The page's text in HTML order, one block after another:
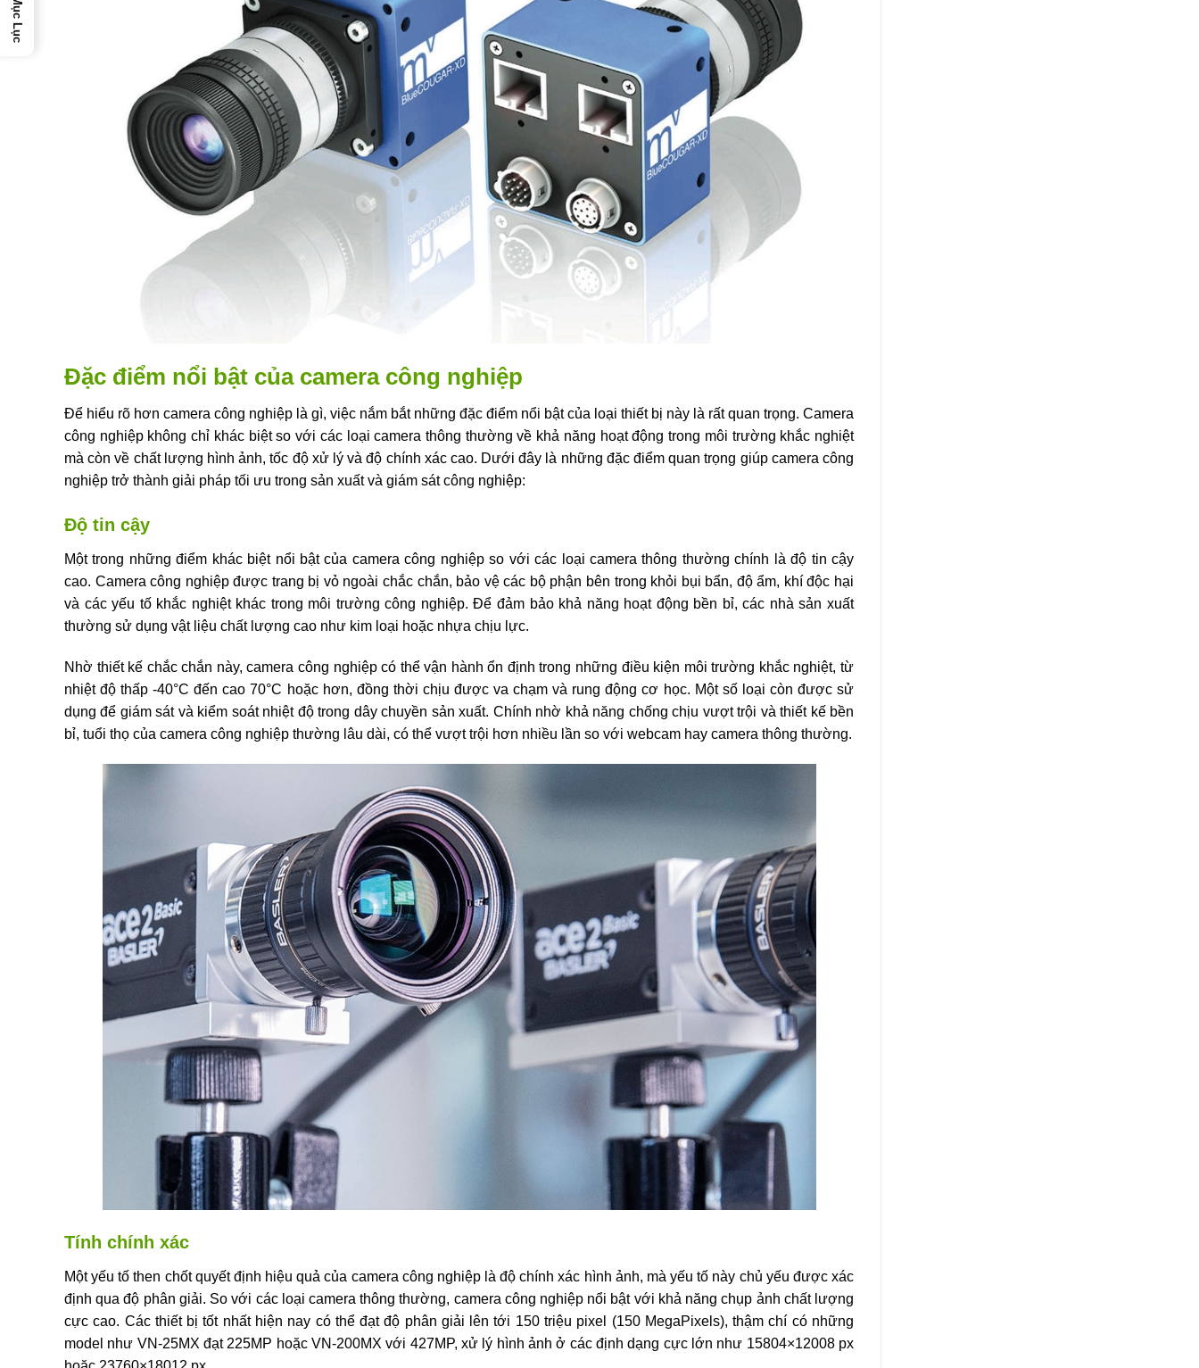
Đặc điểm nổi bật của camera công nghiệp
Để hiểu rõ hơn camera công nghiệp là gì, việc nắm bắt những đặc điểm nổi bật của loại thiết bị này là rất quan trọng. Camera
công nghiệp không chỉ khác biệt so với các loại camera thông thường về khả năng hoạt động trong môi trường khắc nghiệt
mà còn về chất lượng hình ảnh, tốc độ xử lý và độ chính xác cao. Dưới đây là những đặc điểm quan trọng giúp camera công
nghiệp trở thành giải pháp tối ưu trong sản xuất và giám sát công nghiệp:
Độ tin cậy
Một trong những điểm khác biệt nổi bật của camera công nghiệp so với các loại camera thông thường chính là độ tin cậy
cao. Camera công nghiệp được trang bị vỏ ngoài chắc chắn, bảo vệ các bộ phận bên trong khỏi bụi bẩn, độ ẩm, khí độc hại
và các yếu tố khắc nghiệt khác trong môi trường công nghiệp. Để đảm bảo khả năng hoạt động bền bỉ, các nhà sản xuất
thường sử dụng vật liệu chất lượng cao như kim loại hoặc nhựa chịu lực.
Nhờ thiết kế chắc chắn này, camera công nghiệp có thể vận hành ổn định trong những điều kiện môi trường khắc nghiệt, từ
nhiệt độ thấp -40°C đến cao 70°C hoặc hơn, đồng thời chịu được va chạm và rung động cơ học. Một số loại còn được sử
dụng để giám sát và kiểm soát nhiệt độ trong dây chuyền sản xuất. Chính nhờ khả năng chống chịu vượt trội và thiết kế bền
bỉ, tuổi thọ của camera công nghiệp thường lâu dài, có thể vượt trội hơn nhiều lần so với webcam hay camera thông thường.
Tính chính xác
Một yếu tố then chốt quyết định hiệu quả của camera công nghiệp là độ chính xác hình ảnh, mà yếu tố này chủ yếu được xác
định qua độ phân giải. So với các loại camera thông thường, camera công nghiệp nổi bật với khả năng chụp ảnh chất lượng
cực cao. Các thiết bị tốt nhất hiện nay có thể đạt độ phân giải lên tới 150 triệu pixel (150 MegaPixels), thậm chí có những
model như VN-25MX đạt 225MP hoặc VN-200MX với 427MP, xử lý hình ảnh ở các định dạng cực lớn như 15804×12008 px
Mục Lục